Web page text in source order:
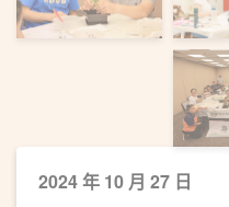
2024 年 10 月 27 日